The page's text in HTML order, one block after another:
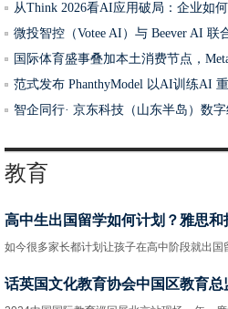
从Think 2026看AI应用破局：企业如
微投智控（Votee AI）与 Beever AI 联
国际体育盛事叠加本土消费节点，
范式发布 PhanthyModel 以AI训练AI
智企同行· 京东科技（山东半岛）数
教育
高中生出国留学如何计划？雅思和
如今很多家长都计划让孩子在高中阶段就出国
话英国文化教育协会中国区教育总